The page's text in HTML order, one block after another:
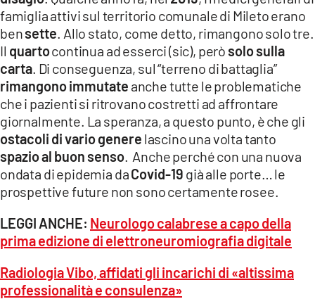
famiglia attivi sul territorio comunale di Mileto erano
bensette. Allo stato, come detto, rimangono solo tre.
Il quartocontinua ad esserci (sic), però solo sulla
carta. Di conseguenza, sul “terreno di battaglia”
rimangono immutate anche tutte le problematiche
che i pazienti si ritrovano costretti ad affrontare
giornalmente. La speranza, a questo punto, è che gli
ostacoli di vario genere lascino una volta tanto
spazio al buon senso. Anche perché con una nuova
ondata di epidemia daCovid-19 già alle porte… le
prospettive future non sono certamente rosee.
LEGGI ANCHE: Neurologo calabrese a capo della
prima edizione di elettroneuromiografia digitale
Radiologia Vibo, affidati gli incarichi di «altissima
professionalità e consulenza»